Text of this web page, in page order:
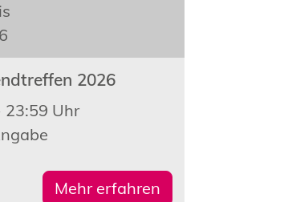
2026
23:59 Uhr
Mehr erfahren